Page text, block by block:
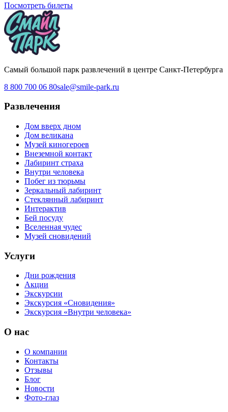
Посмотреть билеты
Самый большой парк развлечений в центре Санкт-Петербурга
8 800 700 06 80sale@smile-park.ru
Развлечения
Дом вверх дном
Дом великана
Музей киногероев
Внеземной контакт
Лабиринт страха
Внутри человека
Побег из тюрьмы
Зеркальный лабиринт
Стеклянный лабиринт
Интерактив
Бей посуду
Вселенная чудес
Музей сновидений
Услуги
Дни рождения
Акции
Экскурсии
Экскурсия «Сновидения»
Экскурсия «Внутри человека»
О нас
О компании
Контакты
Отзывы
Блог
Новости
Фото-глаз